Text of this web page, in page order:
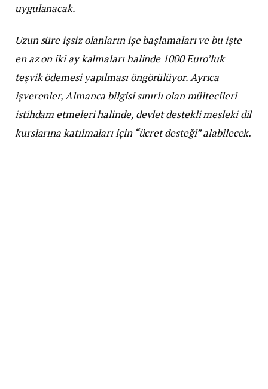
uygulanacak.
Uzun süre işsiz olanların işe başlamaları ve bu işte
en az on iki ay kalmaları halinde 1000 Euro’luk
teşvik ödemesi yapılması öngörülüyor. Ayrıca
işverenler, Almanca bilgisi sınırlı olan mültecileri
istihdam etmeleri halinde, devlet destekli mesleki dil
kurslarına katılmaları için “ücret desteği” alabilecek.